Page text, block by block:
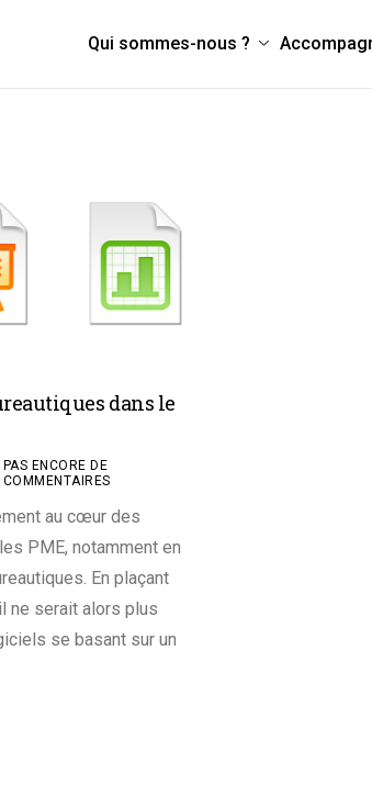
Qui sommes-nous ?
dans le
PAS ENCORE DE
COMMENTAIRES
au cœur des
PME, notamment en
En plaçant
ne serait alors plus
se basant sur un